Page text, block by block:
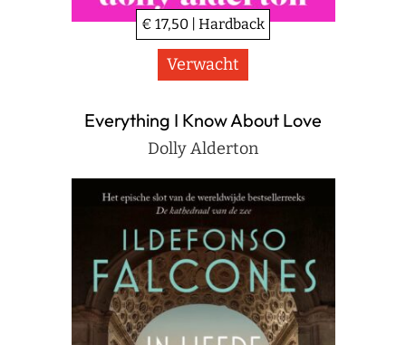
€ 17,50 | Hardback
Verwacht
Everything I Know About Love
Dolly Alderton